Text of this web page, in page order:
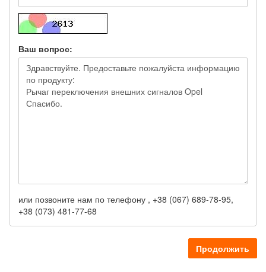
Ваш вопрос:
или позвоните нам по телефону , +38 (067) 689-78-95,
+38 (073) 481-77-68
Продолжить